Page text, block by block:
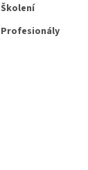
Školení
Profesionály